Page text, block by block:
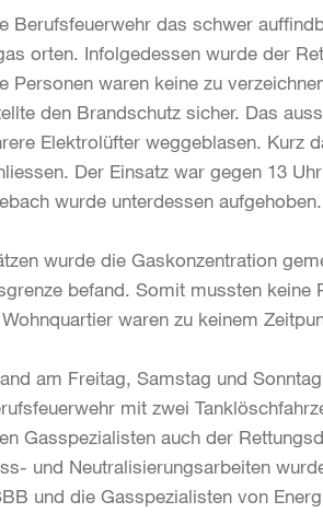
Berufsfeuerwehr das schwer
orten. Infolgedessen wurde der
Personen waren keine zu
den Brandschutz sicher. Das
Elektrolüfter weggeblasen. Kurz
Der Einsatz war gegen 13
wurde unterdessen aufgehoben.
wurde die Gaskonzentration
befand. Somit mussten keine
waren zu keinem
am Freitag, Samstag und
mit zwei
Gasspezialisten auch der
und Neutralisierungsarbeiten
und die Gasspezialisten von